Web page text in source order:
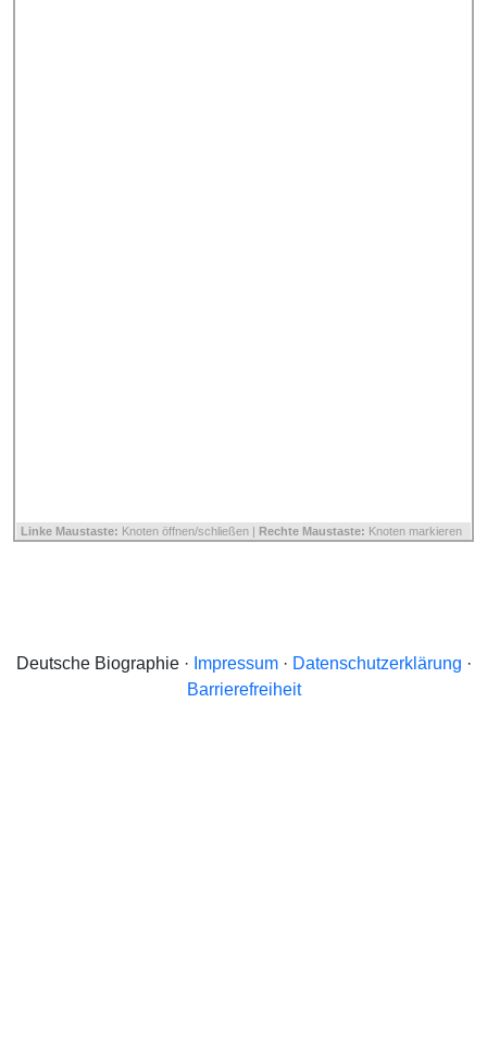
Linke Maustaste: Knoten öffnen/schließen | Rechte Maustaste: Knoten markieren
Deutsche Biographie · Impressum· Datenschutzerklärung ·
Barrierefreiheit